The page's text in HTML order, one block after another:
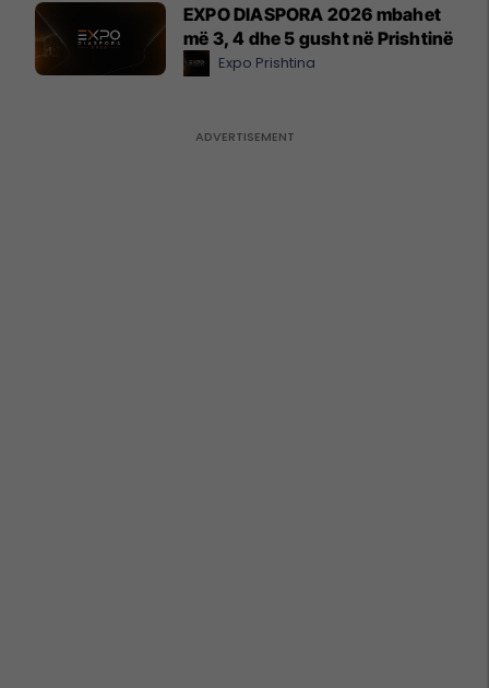
EXPO DIASPORA 2026 mbahet
më 3, 4 dhe 5 gusht në Prishtinë
Expo Prishtina